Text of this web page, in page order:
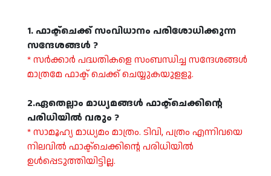
1. ഫാക്ട്ചെക്ക് സംവിധാനം പരിശോധിക്കുന്ന
സന്ദേശങ്ങള്‍ ?
* സര്‍ക്കാര്‍ പദ്ധതികളെ സംബന്ധിച്ച സന്ദേശങ്ങള്‍
മാത്രമേ ഫാക്ട് ചെക്ക് ചെയ്യുകയുളളൂ.
2.ഏതെല്ലാം മാധ്യമങ്ങള്‍ ഫാക്ട്ചെക്കിന്റെ
പരിധിയില്‍ വരും ?
* സാമൂഹ്യ മാധ്യമം മാത്രം. ടിവി, പത്രം എന്നിവയെ
നിലവില്‍ ഫാക്ട്‌ചെക്കിന്റെ പരിധിയില്‍
ഉള്‍പ്പെടുത്തിയിട്ടില്ല.